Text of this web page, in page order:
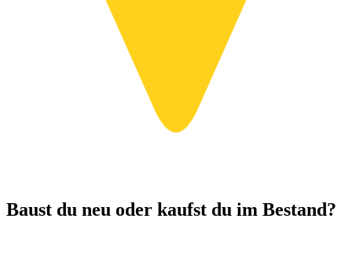
Baust du neu oder kaufst du im Bestand?